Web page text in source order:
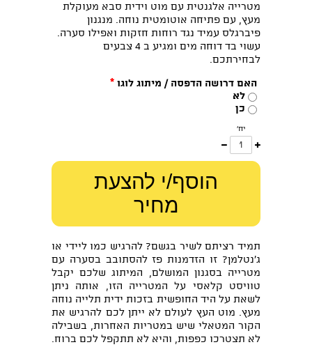
מטרייה אלגנטית עם מוט וידית סבא מעוקלת
מעץ, עם פתיחה אוטומטית נוחה. מנגנון
פיברגלס עמיד נגד רוחות חזקות ואפילו סערה.
עשוי בד דוחה מים ומגיע ב 4 צבעים
לבחירתכם.
האם דרושה הדפסה / מיתוג לוגו *
לא
כן
יח'
עוד
אחד
הוסף/י להצעת
מחיר
תמיד רציתם לשיר בגשם? להרגיש כמו ליידי או
ג'נטלמן? זו הזדמנות פז להסתובב בסערה עם
מטרייה בסגנון המושלם, המיתוג שלכם יקבל
טוויסט קלאסי על המטרייה הזו, אותה ניתן
לשאת על היד החופשית בזכות ידית תלייה נוחה
מעץ. מוט העץ לעולם לא ייתן לכם להרגיש את
הקור המטאלי שיש במטריות האחרות, בשבילה
לא תצטרכו כפפות, והיא לא תתקפל לכם ברוח.